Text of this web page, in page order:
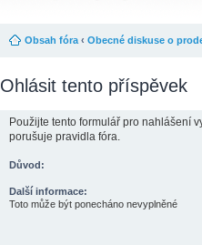
Obsah fóra ‹ Obecné diskuse o
Ohlásit tento příspěvek
Použijte tento formulář pro nahlášení
porušuje pravidla fóra.
Důvod:
Další informace:
Toto může být ponecháno nevyplněné